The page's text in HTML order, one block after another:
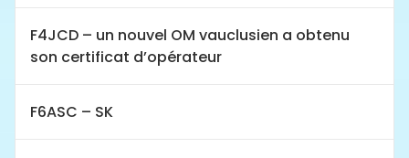
F4JCD – un nouvel OM vauclusien a obtenu
son certificat d’opérateur
F6ASC – SK